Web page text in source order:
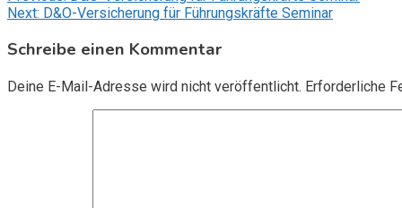
Next: D&O-Versicherung für Führungskräfte Seminar
Schreibe einen Kommentar
Deine E-Mail-Adresse wird nicht veröffentlicht. Erforderliche